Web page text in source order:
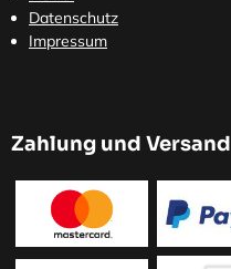
Datenschutz
Impressum
Zahlung und Versand